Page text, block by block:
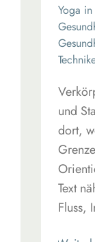
Yoga
und
dort,
Text
Fluss,